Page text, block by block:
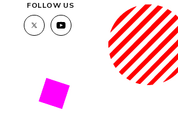
FOLLOW US